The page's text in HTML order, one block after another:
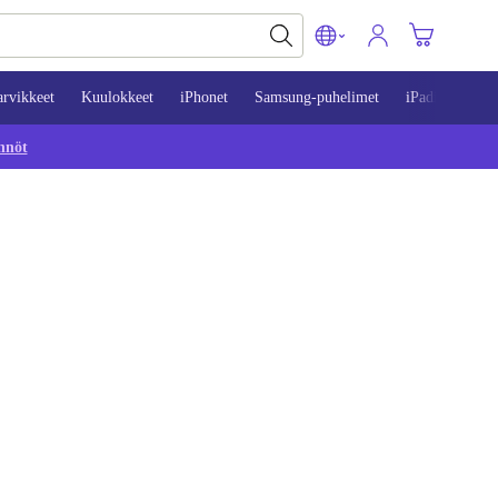
Kuulokkeet iPhonet Samsung-puhelimet iPadit